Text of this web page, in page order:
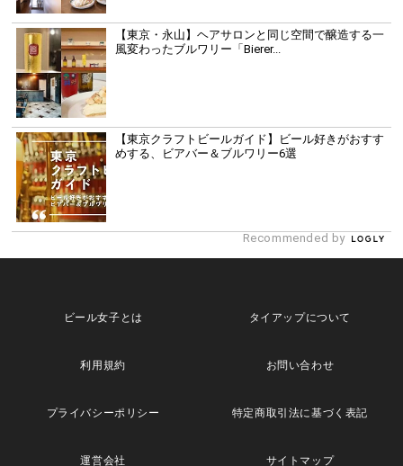
【東京・永山】ヘアサロンと同じ空間で醸造する一
風変わったブルワリー「Bierer...
【東京クラフトビールガイド】ビール好きがおすす
めする、ビアバー＆ブルワリー6選
Recommended by
ビール女子とは タイアップについて
利用規約 お問い合わせ
プライバシーポリシー 特定商取引法に基づく表記
運営会社 サイトマップ